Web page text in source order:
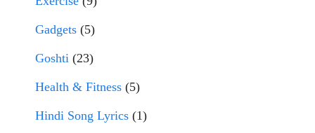
Gadgets (5)
Goshti (23)
Health & Fitness (5)
Hindi Song Lyrics (1)